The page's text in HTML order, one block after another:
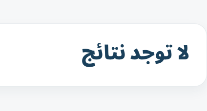
لا توجد نتائج